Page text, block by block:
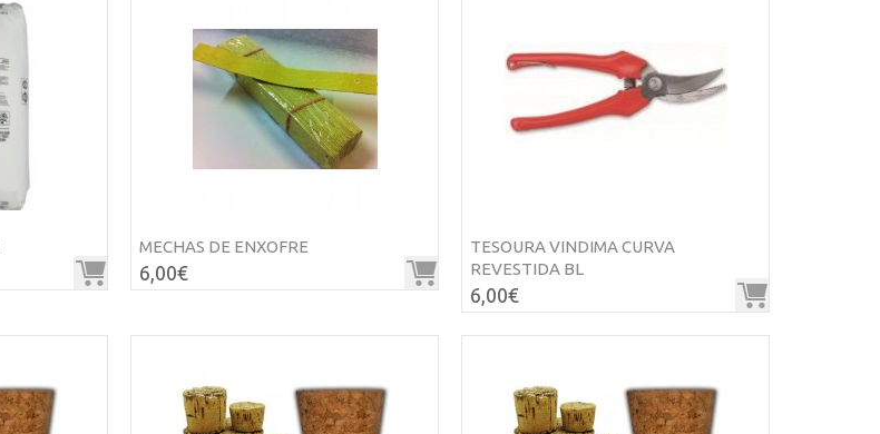
MECHAS DE ENXOFRE
6,00€
TESOURA VINDIMA CURVA
REVESTIDA BL
6,00€